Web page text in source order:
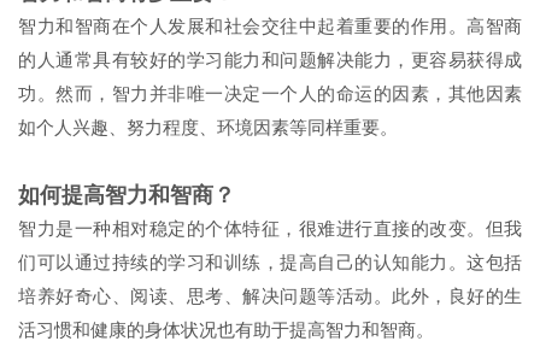
智力和智商在个人发展和社会交往中起着重要的作用。高智商
的人通常具有较好的学习能力和问题解决能力，更容易获得成
功。然而，智力并非唯一决定一个人的命运的因素，其他因素
如个人兴趣、努力程度、环境因素等同样重要。
如何提高智力和智商？
智力是一种相对稳定的个体特征，很难进行直接的改变。但我
们可以通过持续的学习和训练，提高自己的认知能力。这包括
培养好奇心、阅读、思考、解决问题等活动。此外，良好的生
活习惯和健康的身体状况也有助于提高智力和智商。